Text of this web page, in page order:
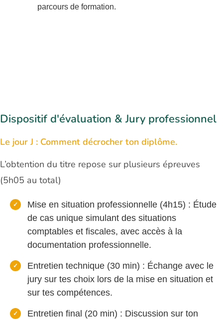
parcours de formation.
Dispositif d'évaluation & Jury professionnel
Le jour J : Comment décrocher ton diplôme.
L’obtention du titre repose sur plusieurs épreuves
(5h05 au total)
Mise en situation professionnelle (4h15) : Étude
de cas unique simulant des situations
comptables et fiscales, avec accès à la
documentation professionnelle.
Entretien technique (30 min) : Échange avec le
jury sur tes choix lors de la mise en situation et
sur tes compétences.
Entretien final (20 min) : Discussion sur ton